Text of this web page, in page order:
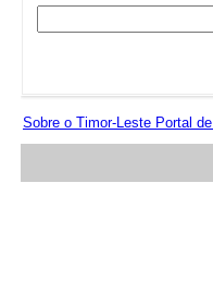
Sobre o Timor-Leste Portal de